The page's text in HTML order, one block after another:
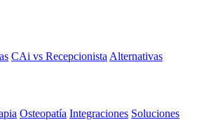
CAi vs Recepcionista Alternativas
Osteopatía Integraciones Soluciones